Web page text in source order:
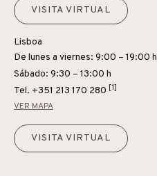
VISITA VIRTUAL
Lisboa
De lunes a viernes: 9:00 – 19:00 h
Sábado: 9:30 – 13:00 h
Tel. +351 213 170 280 [1]
VER MAPA
VISITA VIRTUAL